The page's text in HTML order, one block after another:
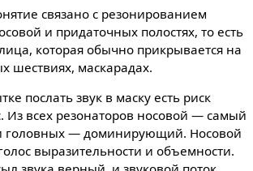
связано с резонированием
и придаточных полостях, то есть
которая обычно прикрывается на
шествиях, маскарадах.
послать звук в маску есть риск
Из всех резонаторов носовой — самый
головных — доминирующий. Носовой
выразительности и объемности.